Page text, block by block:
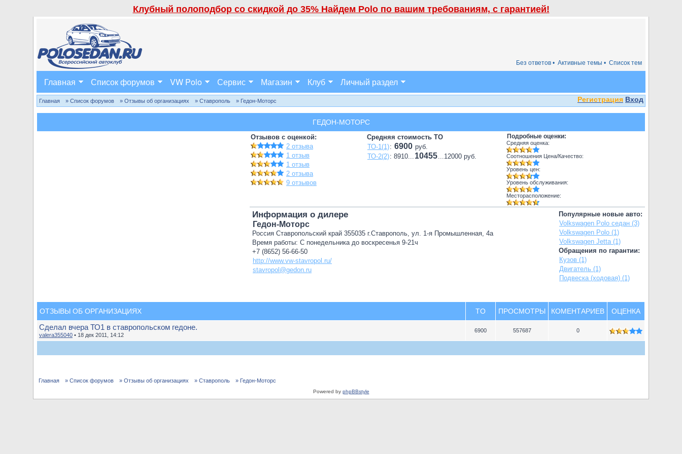
Клубный полоподбор со скидкой до 35% Найдем Polo по вашим требованиям, с гарантией!
Список тем
Активные темы •
Без ответов •
Главная Список форумов VW Polo Сервис Магазин Клуб Личный раздел
Регистрация Вход
Главная » Список форумов » Отзывы об организациях » Ставрополь » Гедон-Моторс
ГЕДОН-МОТОРС
Отзывов с оценкой:
2 отзыва
1 отзыв
1 отзыв
2 отзыва
9 отзывов
Средняя стоимость ТО
ТО-1(1): 6900 руб.
ТО-2(2): 8910... 10455...12000 руб.
Подробные оценки:
Средняя оценка:
Соотношения Цена/Качество:
Уровень цен:
Уровень обслуживания:
Месторасположение:
Популярные новые авто:
Volkswagen Polo седан (3)
Volkswagen Polo (1)
Volkswagen Jetta (1)
Обращения по гарантии:
Кузов (1)
Двигатель (1)
Подвеска (ходовая) (1)
Информация о дилере
Гедон-Моторс
Россия Ставропольский край 355035 г.Ставрополь, ул. 1-я Промышленная, 4а
Время работы: С понедельника до воскресенья 9-21ч
+7 (8652) 56-66-50
http://www.vw-stavropol.ru/
stavropol@gedon.ru
ОТЗЫВЫ ОБ ОРГАНИЗАЦИЯХ TO ПРОСМОТРЫ КОМЕНТАРИЕВ ОЦЕНКА
Сделал вчера ТО1 в ставропольском гедоне.
valera355040 • 18 дек 2011, 14:12
6900 557687 0
Главная » Список форумов » Отзывы об организациях » Ставрополь » Гедон-Моторс
Powered by phpBBstyle